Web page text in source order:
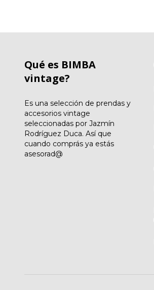
Qué es BIMBA
vintage?
Es una selección de prendas y
accesorios vintage
seleccionadas por Jazmín
Rodríguez Duca. Así que
cuando comprás ya estás
asesorad@